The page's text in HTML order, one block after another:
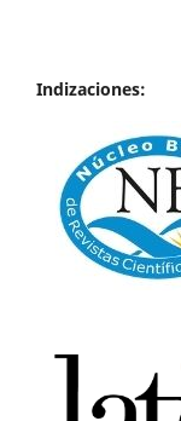
Indizaciones: